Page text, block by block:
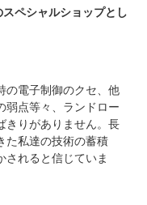
ヶ月点検整備付
法定24ヶ月点検整備付
検整備付
費用を含んでおります】ご
ペシャルショップとし
の電子制御のクセ、他
弱点等々、ランドロー
きりがありません。長
た私達の技術の蓄積
されると信じていま